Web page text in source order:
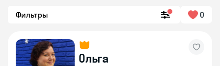
Фильтры 0
Ольга